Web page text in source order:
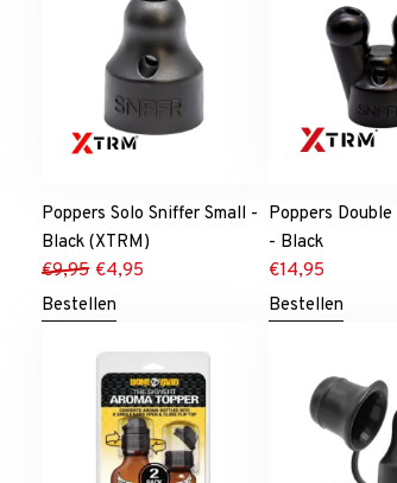
Poppers Solo Sniffer Small -
Black (XTRM)
€9,95 €4,95
Bestellen
Poppers
- Black
€14,95
Bestellen